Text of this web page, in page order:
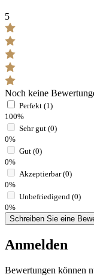
5
Noch keine
Perfekt (1)
100%
Sehr gut (0)
0%
Gut (0)
0%
Akzeptierbar (0)
0%
Unbefriedigend (0)
0%
Schreiben Sie eine
Anmelden
Bewertungen können